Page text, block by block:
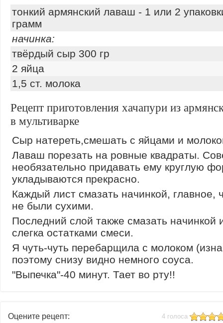
тонкий армянский лаваш - 1 или 2
грамм
начинка:
твёрдый сыр 300 гр
2 яйца
1,5 ст. молока
Рецепт приготовления хачапури из
в мультиварке
Сыр натереть,смешать с яйцами и
Лаваш порезать на ровные квадраты.
необязательно придавать ему круглую
укладываются прекрасно.
Каждый лист смазать начинкой, главное,
не были сухими.
Последний слой также смазать начинкой
слегка остатками смеси.
Я чуть-чуть перебарщила с молоком
поэтому снизу видно немного соуса.
"Выпечка"-40 минут. Тает во рту!!
Оцените рецепт: 4 голоса